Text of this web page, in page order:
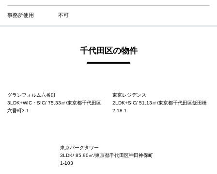
事務所使用 不可
千代田区の物件
グランフォルム六番町
3LDK+WIC・SIC/ 75.33㎡/東京都千代田区
六番町3-1
東京レジデンス
2LDK+SIC/ 51.13㎡/東京都千代田区飯田橋
2-18-1
東京パークタワー
3LDK/ 85.90㎡/東京都千代田区神田神保町
1-103